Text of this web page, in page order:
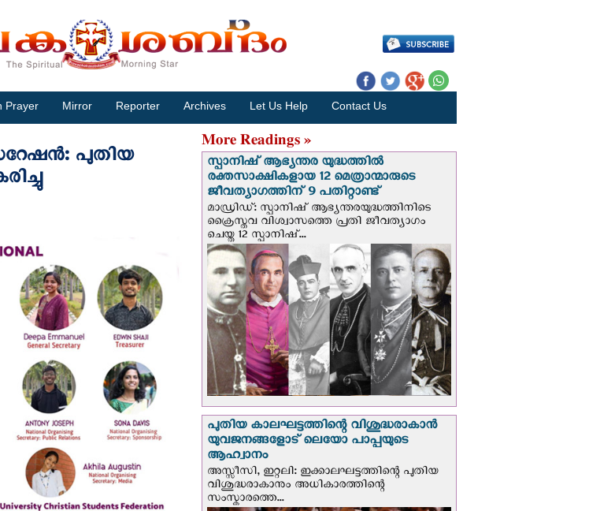
Prayer Mirror Reporter Archives Let Us Help Contact Us
പുതിയ
More Readings »
സ്പാനിഷ് ആഭ്യന്തര യുദ്ധത്തില്‍
രക്തസാക്ഷികളായ 12 മെത്രാന്മാരുടെ
ജീവത്യാഗത്തിന് 9 പതിറ്റാണ്ട്
മാഡ്രിഡ്: സ്പാനിഷ് ആഭ്യന്തരയുദ്ധത്തിനിടെ
ക്രൈസ്തവ വിശ്വാസത്തെ പ്രതി ജീവത്യാഗം
ചെയ്ത 12 സ്പാനിഷ്...
പുതിയ കാലഘട്ടത്തിന്റെ വിശുദ്ധരാകാന്‍
യുവജനങ്ങളോട് ലെയോ പാപ്പയുടെ
ആഹ്വാനം
അസ്സീസി, ഇറ്റലി: ഇക്കാലഘട്ടത്തിന്റെ പുതിയ
വിശുദ്ധരാകാനും അധികാരത്തിന്റെ
സംസ്കാരത്തെ...